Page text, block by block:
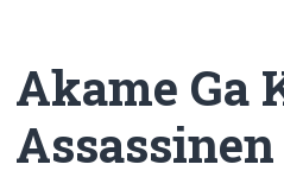
Akame Ga